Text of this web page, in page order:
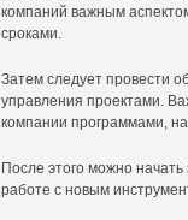
компаний важным
сроками.
Затем следует провести
управления проектами.
компании программами,
После этого можно
работе с новым